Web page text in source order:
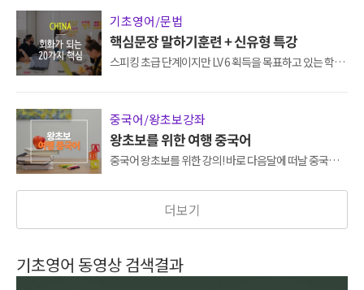
기초영어/문법
핵심문장 말하기훈련 + 신유형 특강
스피킹 초급 단계이지만 LV 6 획득을 목표하고 있는 학습
중국어/왕초보강좌
왕초보를 위한 여행 중국어
중국어 왕초보를 위한 강의! 바로 다음달에 떠날 중국여행
어"를 시작해보세요.
더보기
기초영어 동영상 검색결과